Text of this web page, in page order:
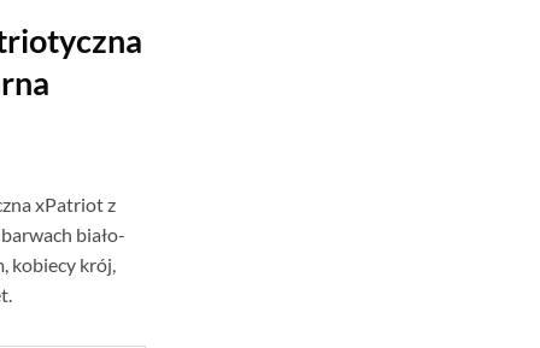
xPatriot z
biało-
kobiecy krój,